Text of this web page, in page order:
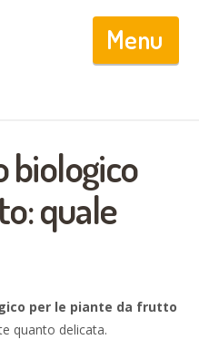
quale
per le piante da frutto
quanto delicata.